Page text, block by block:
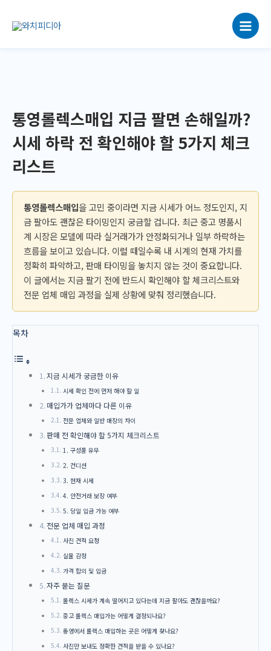
로
통영롤렉스매입 지금 팔면 손해일까?
시세 하락 전 확인해야 할 5가지 체크
리스트
통영롤렉스매입을 고민 중이라면 지금 시세가 어느 정도인지, 지
금 팔아도 괜찮은 타이밍인지 궁금할 겁니다. 최근 중고 명품시
계 시장은 모델에 따라 실거래가가 안정화되거나 일부 하락하는
흐름을 보이고 있습니다. 이럴 때일수록 내 시계의 현재 가치를
정확히 파악하고, 판매 타이밍을 놓치지 않는 것이 중요합니다.
이 글에서는 지금 팔기 전에 반드시 확인해야 할 체크리스트와
전문 업체 매입 과정을 실제 상황에 맞춰 정리했습니다.
목차
지금 시세가 궁금한 이유
시세 확인 전에 먼저 해야 할 일
매입가가 업체마다 다른 이유
전문 업체와 일반 매장의 차이
판매 전 확인해야 할 5가지 체크리스트
1. 구성품 유무
2. 컨디션
3. 현재 시세
4. 안전거래 보장 여부
5. 당일 입금 가능 여부
전문 업체 매입 과정
사진 견적 요청
실물 감정
가격 합의 및 입금
자주 묻는 질문
롤렉스 시세가 계속 떨어지고 있다는데 지금 팔아도 괜찮을까요?
중고 롤렉스 매입가는 어떻게 결정되나요?
통영에서 롤렉스 매입하는 곳은 어떻게 찾나요?
사진만 보내도 정확한 견적을 받을 수 있나요?